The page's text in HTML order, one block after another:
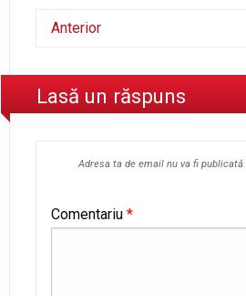
Anterior
Lasă un răspuns
Adresa ta de email nu va fi publicată.
Comentariu *